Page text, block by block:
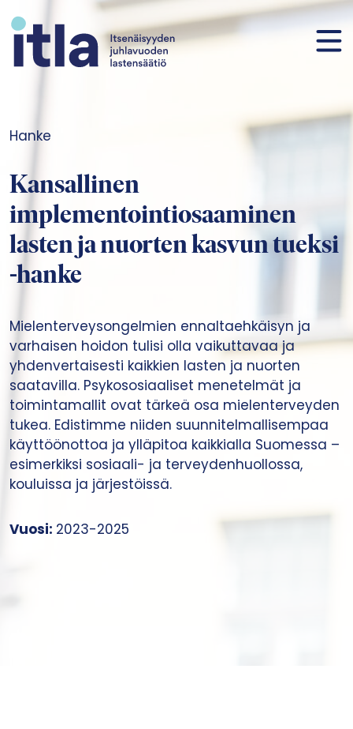
Hanke
Kansallinen
implementointiosaaminen
lasten ja nuorten kasvun tueksi
-hanke
Mielenterveysongelmien ennaltaehkäisyn ja
varhaisen hoidon tulisi olla vaikuttavaa ja
yhdenvertaisesti kaikkien lasten ja nuorten
saatavilla. Psykososiaaliset menetelmät ja
toimintamallit ovat tärkeä osa mielenterveyden
tukea. Edistimme niiden suunnitelmallisempaa
käyttöönottoa ja ylläpitoa kaikkialla Suomessa –
esimerkiksi sosiaali- ja terveydenhuollossa,
kouluissa ja järjestöissä.
Vuosi: 2023-2025